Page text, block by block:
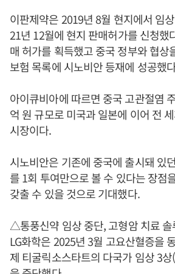
이판제약은 2019년 8월 현지에서 임
21년 12월에 현지 판매허가를 신청했
매 허가를 획득했고 중국 정부와 협상
보험 목록에 시노비안 등재에 성공했
아이큐비아에 따르면 중국 고관절염
억 원 규모로 미국과 일본에 이어 전
시장이다.
시노비안은 기존에 중국에 출시돼 있
를 1회 투여만으로 볼 수 있다는 장점
갖출 수 있을 것으로 기대했다.
△통풍신약 임상 중단, 고형암 치료 솔
LG화학은 2025년 3월 고요산혈증을
제 티굴릭소스타트의 다국가 임상 3